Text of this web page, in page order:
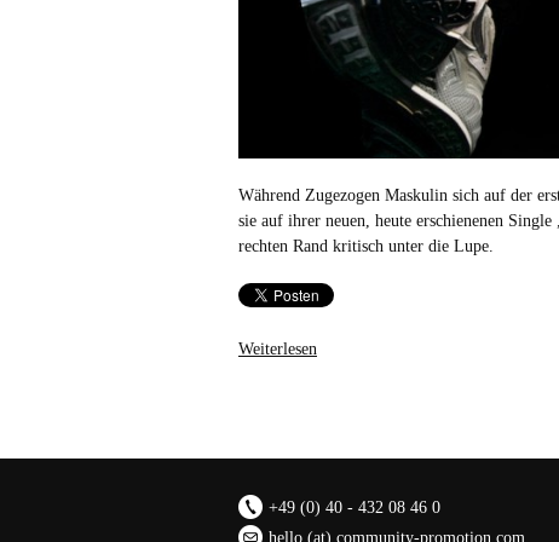
Während Zugezogen Maskulin sich auf der
sie auf ihrer neuen, heute erschienenen
rechten Rand kritisch unter die Lupe.
Weiterlesen
+49 (0) 40 - 432 08 46 0
hello (at) community-promotion.com